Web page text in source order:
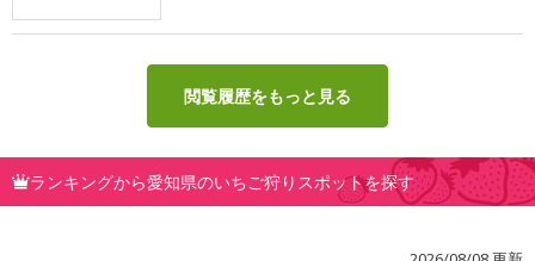
閲覧履歴をもっと見る
ランキングから愛知県のいちご狩りスポットを探す